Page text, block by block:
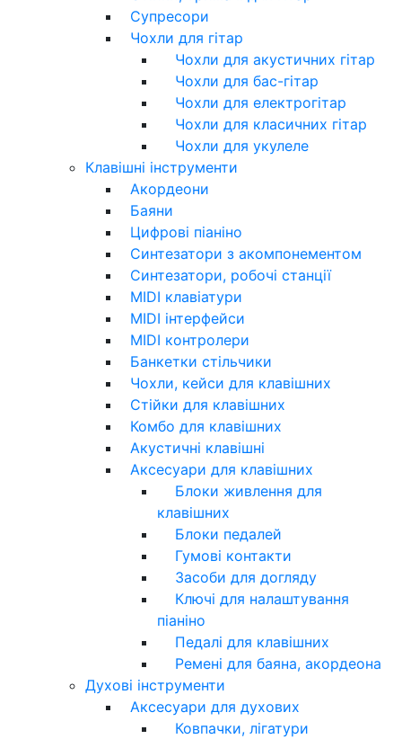
Супресори
Чохли для гітар
Чохли для акустичних гітар
Чохли для бас-гітар
Чохли для електрогітар
Чохли для класичних гітар
Чохли для укулеле
Клавішні інструменти
Акордеони
Баяни
Цифрові піаніно
Синтезатори з акомпонементом
Синтезатори, робочі станції
MIDI клавіатури
MIDI інтерфейси
MIDI контролери
Банкетки стільчики
Чохли, кейси для клавішних
Стійки для клавішних
Комбо для клавішних
Акустичні клавішні
Аксесуари для клавішних
Блоки живлення для
клавішних
Блоки педалей
Гумові контакти
Засоби для догляду
Ключі для налаштування
піаніно
Педалі для клавішних
Ремені для баяна, акордеона
Духові інструменти
Аксесуари для духових
Ковпачки, лігатури